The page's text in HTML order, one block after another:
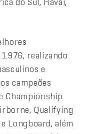
realizando
e
campeões
Championship
Qualifying
Longboard, além